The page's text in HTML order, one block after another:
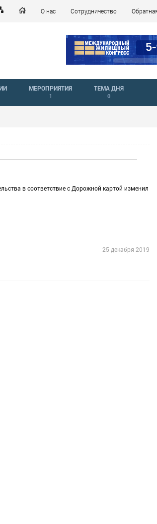
О нас Сотрудничество
МЕРОПРИЯТИЯ
1
ТЕМА ДНЯ
0
в соответствие с Дорожной картой изменил
25 декабря 2019